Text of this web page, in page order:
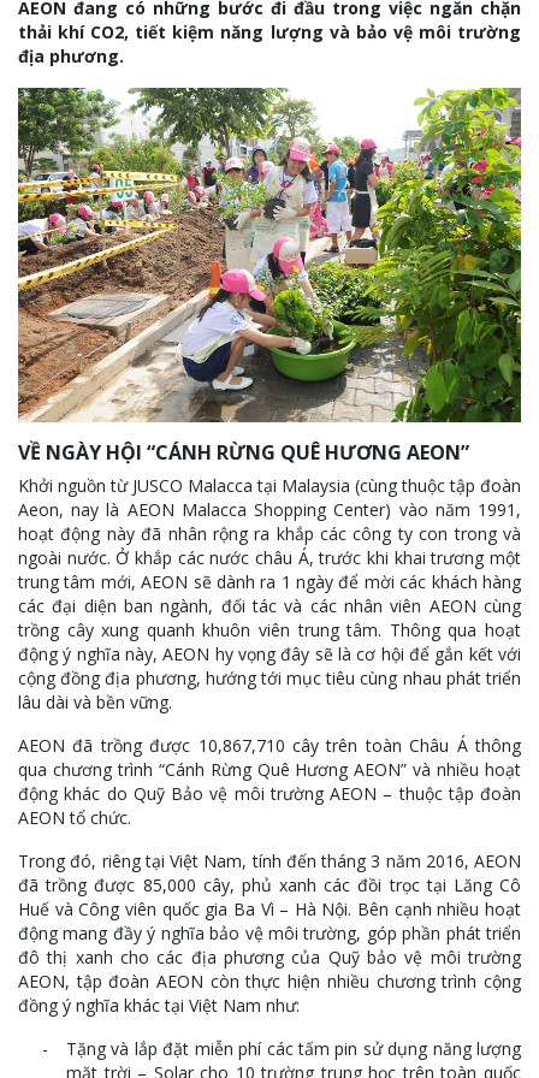
AEON đang có những bước đi đầu trong việc ngăn chặn
thải khí CO2, tiết kiệm năng lượng và bảo vệ môi trường
địa phương.
VỀ NGÀY HỘI “CÁNH RỪNG QUÊ HƯƠNG AEON”
Khởi nguồn từ JUSCO Malacca tại Malaysia (cùng thuộc tập đoàn
Aeon, nay là AEON Malacca Shopping Center) vào năm 1991,
hoạt động này đã nhân rộng ra khắp các công ty con trong và
ngoài nước. Ở khắp các nước châu Á, trước khi khai trương một
trung tâm mới, AEON sẽ dành ra 1 ngày để mời các khách hàng
các đại diện ban ngành, đối tác và các nhân viên AEON cùng
trồng cây xung quanh khuôn viên trung tâm. Thông qua hoạt
động ý nghĩa này, AEON hy vọng đây sẽ là cơ hội để gắn kết với
cộng đồng địa phương, hướng tới mục tiêu cùng nhau phát triển
lâu dài và bền vững.
AEON đã trồng được 10,867,710 cây trên toàn Châu Á thông
qua chương trình “Cánh Rừng Quê Hương AEON” và nhiều hoạt
động khác do Quỹ Bảo vệ môi trường AEON – thuộc tập đoàn
AEON tổ chức.
Trong đó, riêng tại Việt Nam, tính đến tháng 3 năm 2016, AEON
đã trồng được 85,000 cây, phủ xanh các đồi trọc tại Lăng Cô
Huế và Công viên quốc gia Ba Vì – Hà Nội. Bên cạnh nhiều hoạt
động mang đầy ý nghĩa bảo vệ môi trường, góp phần phát triển
đô thị xanh cho các địa phương của Quỹ bảo vệ môi trường
AEON, tập đoàn AEON còn thực hiện nhiều chương trình cộng
đồng ý nghĩa khác tại Việt Nam như:
Tặng và lắp đặt miễn phí các tấm pin sử dụng năng lượng
mặt trời – Solar cho 10 trường trung học trên toàn quốc